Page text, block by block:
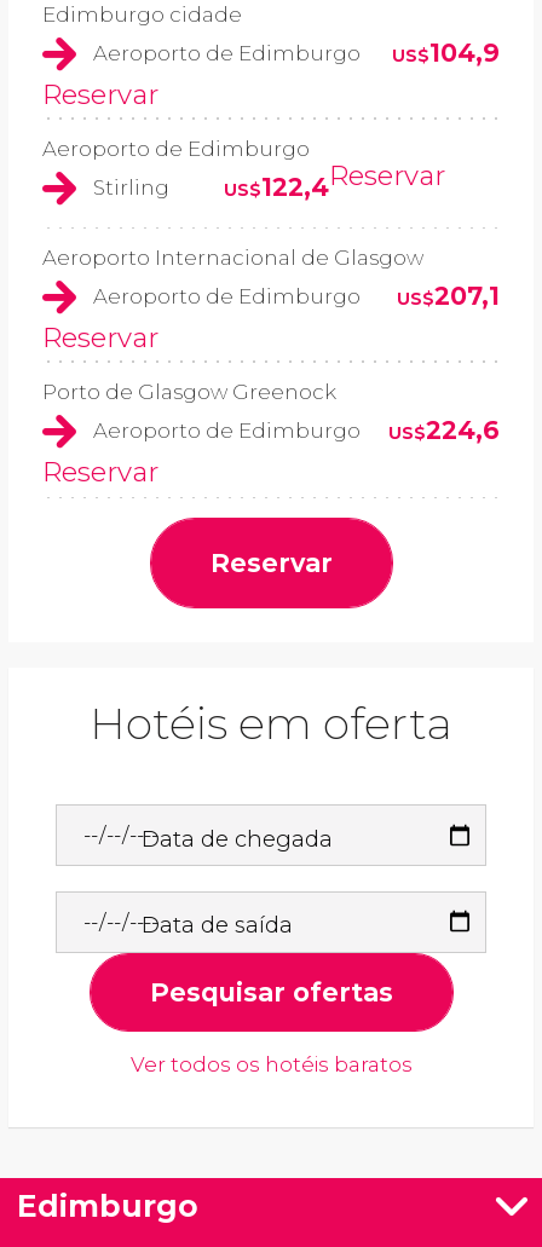
Edimburgo cidade
Aeroporto de Edimburgo
US$104,9
Reservar
Aeroporto de Edimburgo
Stirling
US$122,4Reservar
Aeroporto Internacional de Glasgow
Aeroporto de Edimburgo
US$207,1
Reservar
Porto de Glasgow Greenock
Aeroporto de Edimburgo
US$224,6
Reservar
Reservar
Hotéis em oferta
Data de chegada
Data de saída
Pesquisar ofertas
Ver todos os hotéis baratos
Edimburgo